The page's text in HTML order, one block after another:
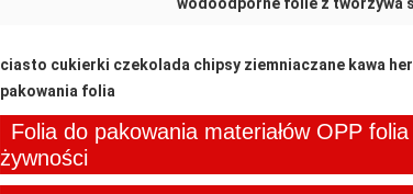
wodoodporne folie z tworzywa
ciasto cukierki czekolada chipsy ziemniaczane kawa
pakowania folia
Folia do pakowania materiałów OPP
żywności